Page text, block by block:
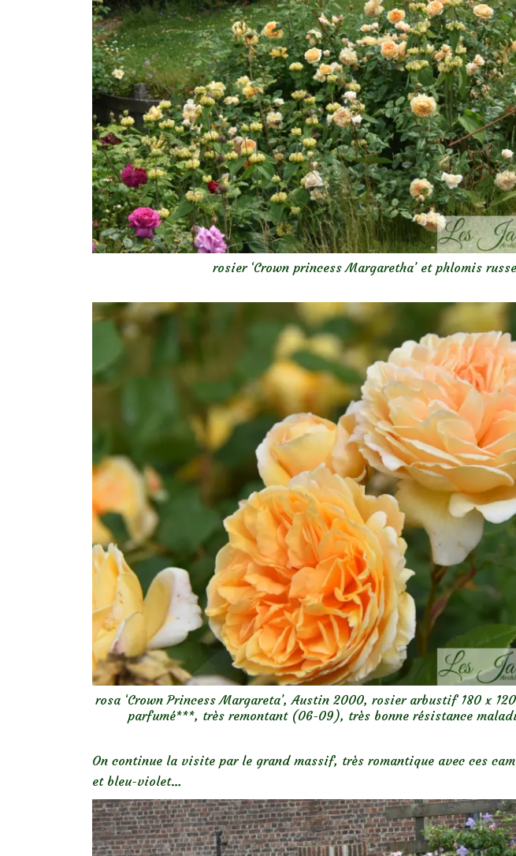
rosier ‘Crown princess Margaretha’ et phlomis
rosa ‘Crown Princess Margareta’, Austin 2000, rosier arbustif 180 x
parfumé***, très remontant (06-09), très bonne résistance
On continue la visite par le grand massif, très romantique avec ces
et bleu-violet…